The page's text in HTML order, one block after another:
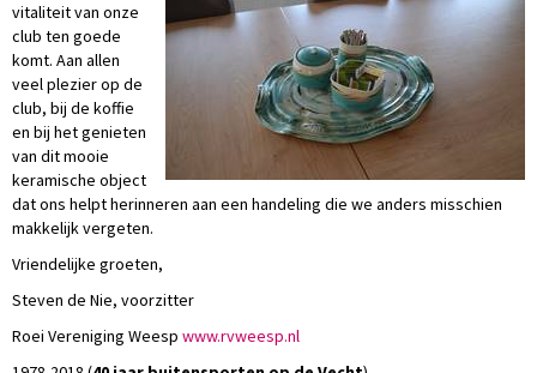
vitaliteit van onze
club ten goede
komt. Aan allen
veel plezier op de
club, bij de koffie
en bij het genieten
van dit mooie
keramische object
dat ons helpt herinneren aan een handeling die we anders misschien
makkelijk vergeten.
Vriendelijke groeten,
Steven de Nie, voorzitter
Roei Vereniging Weesp www.rvweesp.nl